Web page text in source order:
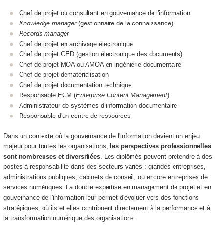
Chef de projet ou consultant en gouvernance de l'information
Knowledge manager(gestionnaire de la connaissance)
Records manager
Chef de projet en archivage électronique
Chef de projet GED (gestion électronique des documents)
Chef de projet MOA ou AMOA en ingénierie documentaire
Chef de projet dématérialisation
Chef de projet documentation technique
Responsable ECM (Enterprise Content Management)
Administrateur de systèmes d’information documentaire
Responsable d'un centre de ressources
Dans un contexte où la gouvernance de l'information devient un enjeu
majeur pour toutes les organisations,
les perspectives professionnelles
sont nombreuses et diversifiées. Les diplômés peuvent prétendre à des
postes à responsabilité dans des secteurs variés : grandes entreprises,
administrations publiques, cabinets de conseil, ou encore entreprises de
services numériques. La double expertise en management de projet et en
gouvernance de l'information leur permet d'évoluer vers des fonctions
stratégiques, où ils et elles contribuent directement à la performance et à
la transformation numérique des organisations.